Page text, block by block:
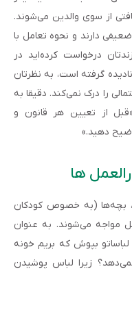
از سوی والدین می‌شوند.
دارند و نحوه تعامل با
درخواست کرده‌اید در
گرفته ‌است، به نظرتان
را درک نمی‌کند. دقیقا به
از تعیین هر قانون و
دهید.»
ها
بچه‌ها (به خصوص کودکان
مواجه می‌شوند. به عنوان
بپوش که بریم خونه
نمی‌دهد؟ زیرا لباس پوشیدن